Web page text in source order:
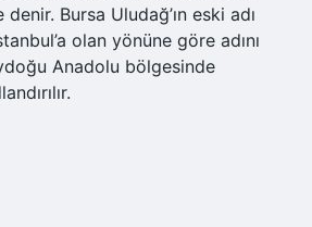
Bursa Uludağ’ın eski adı
olan yönüne göre adını
Anadolu bölgesinde